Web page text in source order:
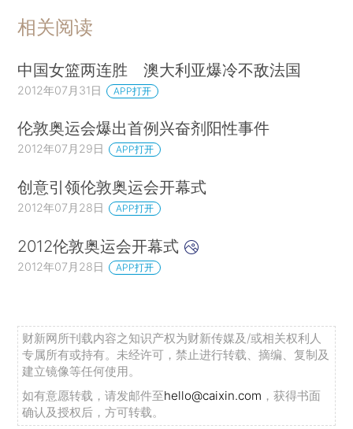
相关阅读
中国女篮两连胜 澳大利亚爆冷不敌法国
2012年07月31日 APP打开
伦敦奥运会爆出首例兴奋剂阳性事件
2012年07月29日 APP打开
创意引领伦敦奥运会开幕式
2012年07月28日 APP打开
2012伦敦奥运会开幕式
2012年07月28日 APP打开
财新网所刊载内容之知识产权为财新传媒及/或相关权利人
专属所有或持有。未经许可，禁止进行转载、摘编、复制及
建立镜像等任何使用。
如有意愿转载，请发邮件至hello@caixin.com ，获得书面
确认及授权后，方可转载。